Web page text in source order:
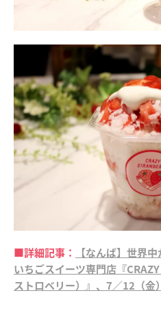
■詳細記事：
【なんば】世界
いちごスイーツ専門店『
ストロベリー）』、7／12（金